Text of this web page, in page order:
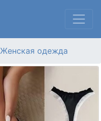
Женская одежда